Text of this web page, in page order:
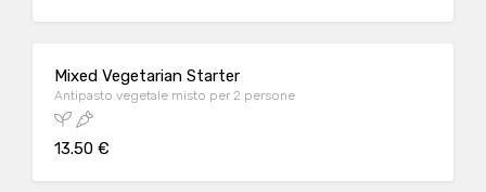
Mixed Vegetarian Starter
Antipasto vegetale misto per 2 persone
13.50 €